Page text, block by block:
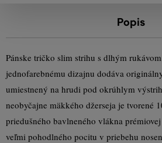
Popis
Pánske tričko slim strihu s dlhým
jednofarebnému dizajnu dodáva
umiestnený na hrudi pod okrúhlym
neobyčajne mäkkého džerseja je tvorené
priedušného bavlneného vlákna
veľmi pohodlného pocitu v priebehu